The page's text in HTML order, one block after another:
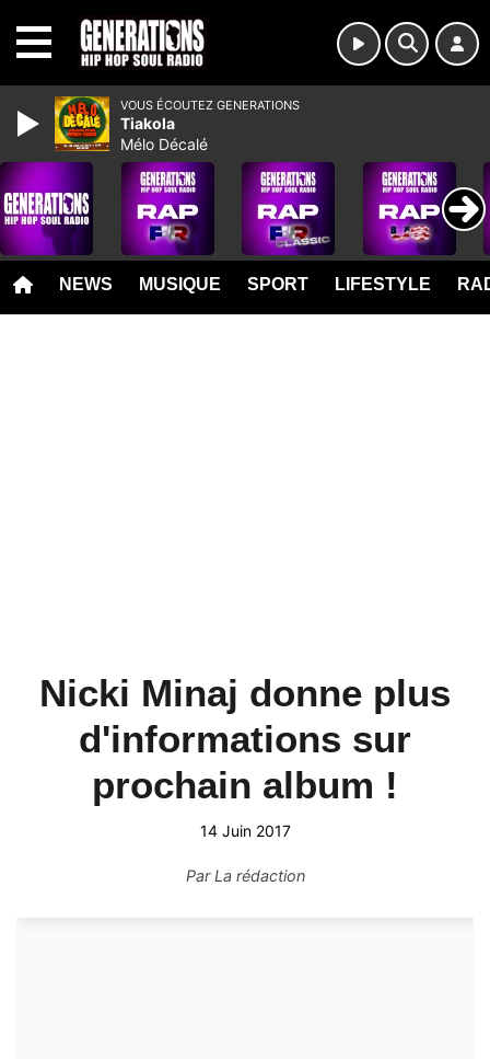
NEWS MUSIQUE SPORT LIFESTYLE
Nicki Minaj donne plus
d'informations sur
prochain album !
14 Juin 2017
ParLa rédaction
VOUS ÉCOUTEZ GENERATIONS
Tiakola
Mélo Décalé